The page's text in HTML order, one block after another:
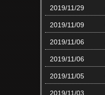
2019/11/29
2019/11/09
2019/11/06
2019/11/06
2019/11/05
2019/11/03